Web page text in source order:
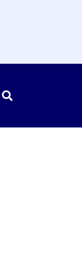
Buscar